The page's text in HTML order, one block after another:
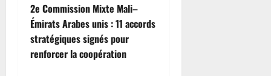
g
a
2e Commission Mixte Mali–
Émirats Arabes unis : 11 accords
stratégiques signés pour
renforcer la coopération